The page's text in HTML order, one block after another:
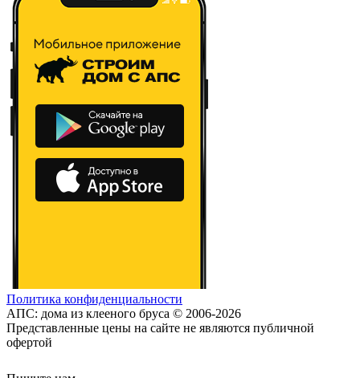
Политика конфиденциальности
АПС: дома из клееного бруса © 2006-2026
Представленные цены на сайте не являются публичной
офертой